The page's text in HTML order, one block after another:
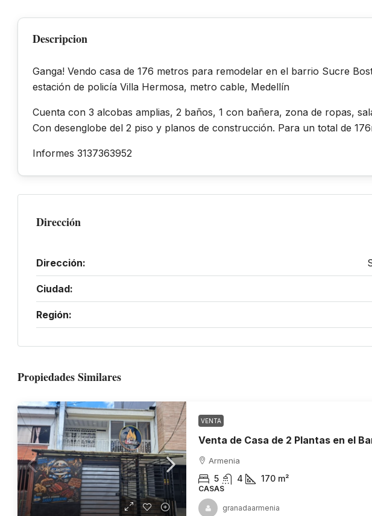
Descripcion
Ganga! Vendo casa de 176 metros para remodelar en el barrio Sucre
estación de policía Villa Hermosa, metro cable, Medellín
Cuenta con 3 alcobas amplias, 2 baños, 1 con bañera, zona de ropas,
Con desenglobe del 2 piso y planos de construcción. Para un total de
Informes 3137363952
Dirección
Dirección:
Ciudad:
Región:
Propiedades Similares
VENTA
Armenia
5 4 170 m²
CASAS
granadaarmenia